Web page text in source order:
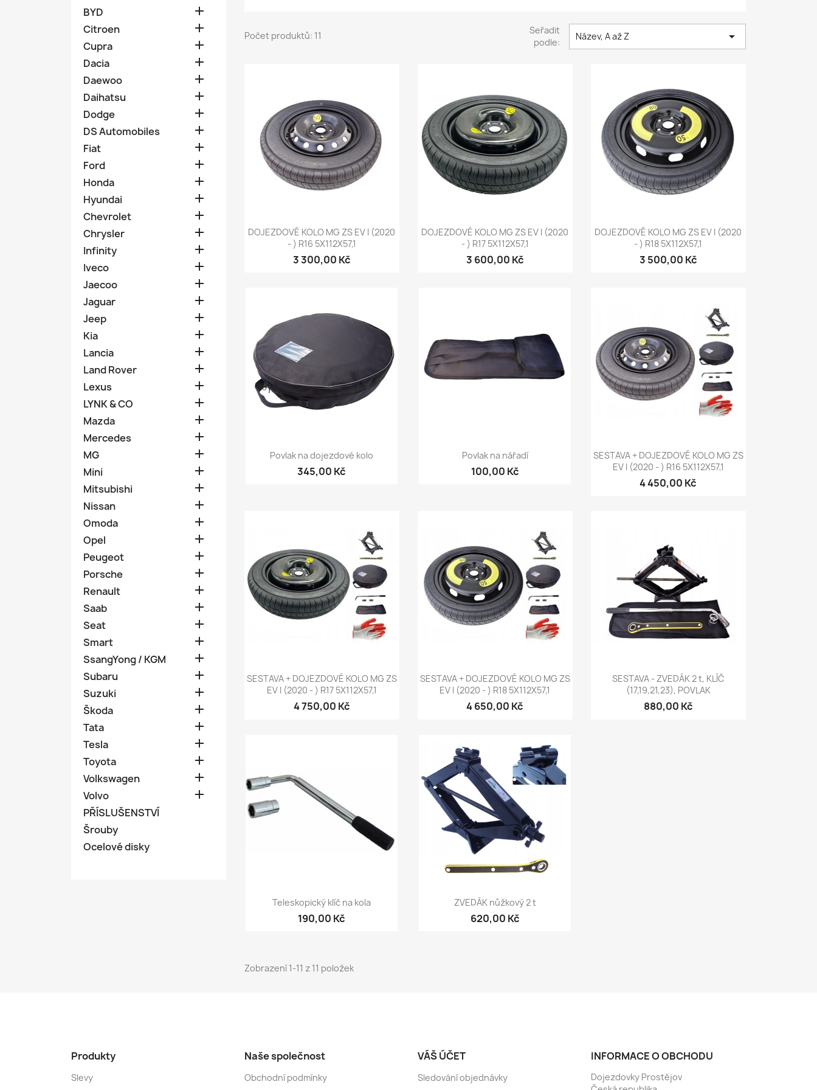
BYD 
Citroen 
Cupra 
Dacia 
Daewoo 
Daihatsu 
Dodge 
DS Automobiles 
Fiat 
Ford 
Honda 
Hyundai 
Chevrolet 
Chrysler 
Infinity 
Iveco 
Jaecoo 
Jaguar 
Jeep 
Kia 
Lancia 
Land Rover 
Lexus 
LYNK & CO 
Mazda 
Mercedes 
MG 
Mini 
Mitsubishi 
Nissan 
Omoda 
Opel 
Peugeot 
Porsche 
Renault 
Saab 
Seat 
Smart 
SsangYong / KGM 
Subaru 
Suzuki 
Škoda 
Tata 
Tesla 
Toyota 
Volkswagen 
Volvo 
PŘÍSLUŠENSTVÍ
Šrouby
Ocelové disky
Počet produktů: 11
Seřadit
podle:
Název, A až Z 
Rychlý náhled
DOJEZDOVÉ KOLO MG ZS EV I (2020
- ) R16 5X112X57,1
3 300,00 Kč
Rychlý náhled
DOJEZDOVÉ KOLO MG ZS EV I (2020
- ) R17 5X112X57,1
3 600,00 Kč
Rychlý náhled
DOJEZDOVÉ KOLO MG ZS EV I (2020
- ) R18 5X112X57,1
3 500,00 Kč
Rychlý náhled
Povlak na dojezdové kolo
345,00 Kč
Rychlý náhled
Povlak na nářadí
100,00 Kč
Rychlý náhled
SESTAVA + DOJEZDOVÉ KOLO MG ZS
EV I (2020 - ) R16 5X112X57,1
4 450,00 Kč
Rychlý náhled
SESTAVA + DOJEZDOVÉ KOLO MG ZS
EV I (2020 - ) R17 5X112X57,1
4 750,00 Kč
Rychlý náhled
SESTAVA + DOJEZDOVÉ KOLO MG ZS
EV I (2020 - ) R18 5X112X57,1
4 650,00 Kč
Rychlý náhled
SESTAVA - ZVEDÁK 2 t, KLÍČ
(17,19,21,23), POVLAK
880,00 Kč
Rychlý náhled
Teleskopický klíč na kola
190,00 Kč
Rychlý náhled
ZVEDÁK nůžkový 2 t
620,00 Kč
Zobrazení 1-11 z 11 položek
Produkty
Slevy
Naše společnost
Obchodní podmínky
VÁŠ ÚČET
Sledování objednávky
INFORMACE O OBCHODU
Dojezdovky Prostějov